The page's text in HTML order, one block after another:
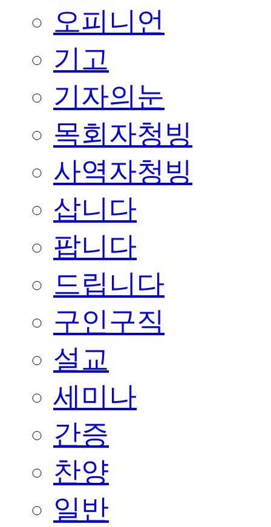
오피니언
기고
기자의눈
목회자청빙
사역자청빙
삽니다
팝니다
드립니다
구인구직
설교
세미나
간증
찬양
일반